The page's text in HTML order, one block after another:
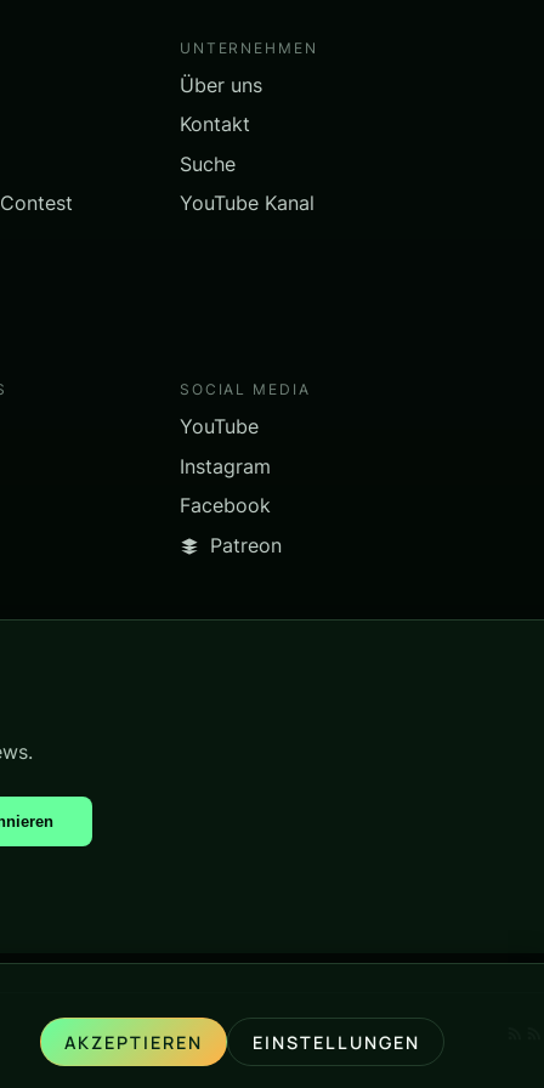
UNTERNEHMEN
Über uns
Kontakt
Suche
YouTube Kanal
SOCIAL MEDIA
YouTube
Instagram
Facebook
Patreon
AKZEPTIEREN EINSTELLUNGEN